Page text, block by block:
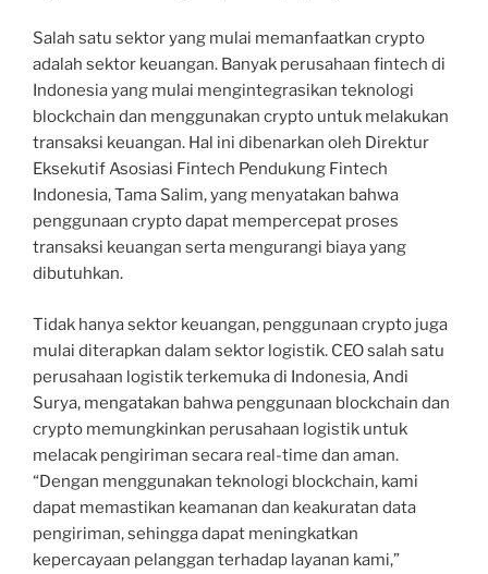
Salah satu sektor yang mulai memanfaatkan crypto
adalah sektor keuangan. Banyak perusahaan fintech di
Indonesia yang mulai mengintegrasikan teknologi
blockchain dan menggunakan crypto untuk melakukan
transaksi keuangan. Hal ini dibenarkan oleh Direktur
Eksekutif Asosiasi Fintech Pendukung Fintech
Indonesia, Tama Salim, yang menyatakan bahwa
penggunaan crypto dapat mempercepat proses
transaksi keuangan serta mengurangi biaya yang
dibutuhkan.
Tidak hanya sektor keuangan, penggunaan crypto juga
mulai diterapkan dalam sektor logistik. CEO salah satu
perusahaan logistik terkemuka di Indonesia, Andi
Surya, mengatakan bahwa penggunaan blockchain dan
crypto memungkinkan perusahaan logistik untuk
melacak pengiriman secara real-time dan aman.
“Dengan menggunakan teknologi blockchain, kami
dapat memastikan keamanan dan keakuratan data
pengiriman, sehingga dapat meningkatkan
kepercayaan pelanggan terhadap layanan kami,”